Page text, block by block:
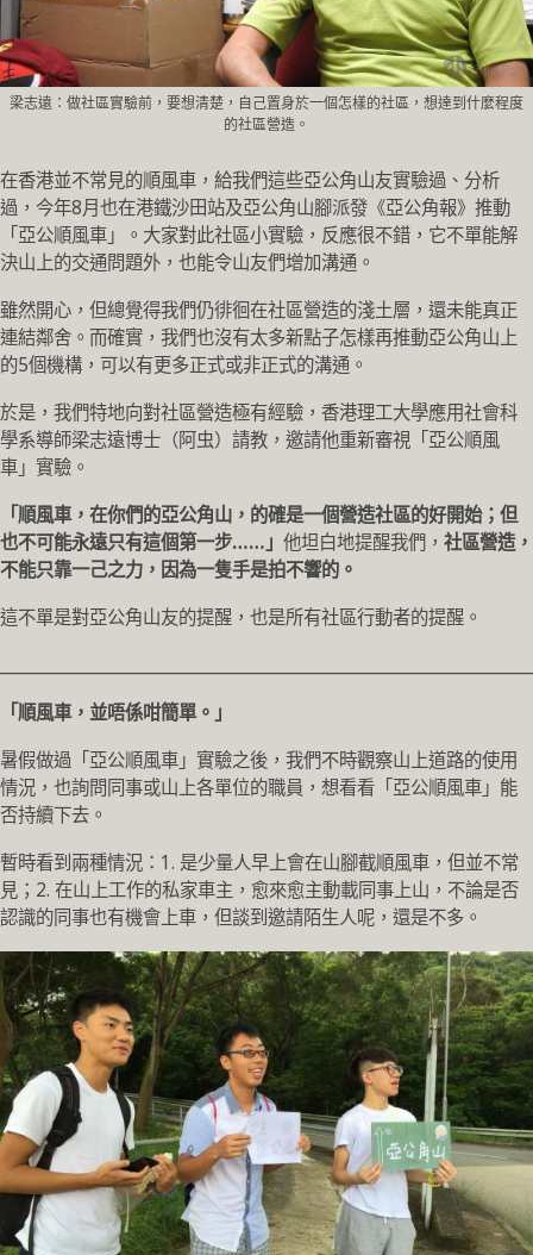
梁志遠：做社區實驗前，要想清楚，自己置身於一個怎樣的社區，想達到什麼程度
的社區營造。
在香港並不常見的順風車，給我們這些亞公角山友實驗過、分析
過，今年8月也在港鐵沙田站及亞公角山腳派發《亞公角報》推動
「亞公順風車」。大家對此社區小實驗，反應很不錯，它不單能解
決山上的交通問題外，也能令山友們增加溝通。
雖然開心，但總覺得我們仍徘徊在社區營造的淺土層，還未能真正
連結鄰舍。而確實，我們也沒有太多新點子怎樣再推動亞公角山上
的5個機構，可以有更多正式或非正式的溝通。
於是，我們特地向對社區營造極有經驗，香港理工大學應用社會科
學系導師梁志遠博士（阿虫）請教，邀請他重新審視「亞公順風
車」實驗。
「順風車，在你們的亞公角山，的確是一個營造社區的好開始；但
也不可能永遠只有這個第一步……」 他坦白地提醒我們， 社區營造，
不能只靠一己之力，因為一隻手是拍不響的。
這不單是對亞公角山友的提醒，也是所有社區行動者的提醒。
「順風車，並唔係咁簡單。」
暑假做過「亞公順風車」實驗之後，我們不時觀察山上道路的使用
情況，也詢問同事或山上各單位的職員，想看看「亞公順風車」能
否持續下去。
暫時看到兩種情況：1. 是少量人早上會在山腳截順風車，但並不常
見；2. 在山上工作的私家車主，愈來愈主動載同事上山，不論是否
認識的同事也有機會上車，但談到邀請陌生人呢，還是不多。